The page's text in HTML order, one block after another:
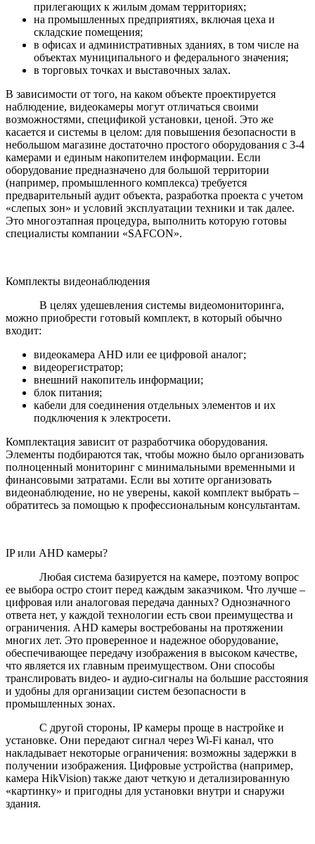
прилегающих к жилым домам территориях;
на промышленных предприятиях, включая цеха и
складские помещения;
в офисах и административных зданиях, в том числе на
объектах муниципального и федерального значения;
в торговых точках и выставочных залах.
В зависимости от того, на каком объекте проектируется
наблюдение, видеокамеры могут отличаться своими
возможностями, спецификой установки, ценой. Это же
касается и системы в целом: для повышения безопасности в
небольшом магазине достаточно простого оборудования с 3-4
камерами и единым накопителем информации. Если
оборудование предназначено для большой территории
(например, промышленного комплекса) требуется
предварительный аудит объекта, разработка проекта с учетом
«слепых зон» и условий эксплуатации техники и так далее.
Это многоэтапная процедура, выполнить которую готовы
специалисты компании «SAFCON».
Комплекты видеонаблюдения
В целях удешевления системы видеомониторинга,
можно приобрести готовый комплект, в который обычно
входит:
видеокамера AHD или ее цифровой аналог;
видеорегистратор;
внешний накопитель информации;
блок питания;
кабели для соединения отдельных элементов и их
подключения к электросети.
Комплектация зависит от разработчика оборудования.
Элементы подбираются так, чтобы можно было организовать
полноценный мониторинг с минимальными временными и
финансовыми затратами. Если вы хотите организовать
видеонаблюдение, но не уверены, какой комплект выбрать –
обратитесь за помощью к профессиональным консультантам.
IP или AHD камеры?
Любая система базируется на камере, поэтому вопрос
ее выбора остро стоит перед каждым заказчиком. Что лучше –
цифровая или аналоговая передача данных? Однозначного
ответа нет, у каждой технологии есть свои преимущества и
ограничения. AHD камеры востребованы на протяжении
многих лет. Это проверенное и надежное оборудование,
обеспечивающее передачу изображения в высоком качестве,
что является их главным преимуществом. Они способы
транслировать видео- и аудио-сигналы на большие расстояния
и удобны для организации систем безопасности в
промышленных зонах.
С другой стороны, IP камеры проще в настройке и
установке. Они передают сигнал через Wi-Fi канал, что
накладывает некоторые ограничения: возможны задержки в
получении изображения. Цифровые устройства (например,
камера HikVision) также дают четкую и детализированную
«картинку» и пригодны для установки внутри и снаружи
здания.